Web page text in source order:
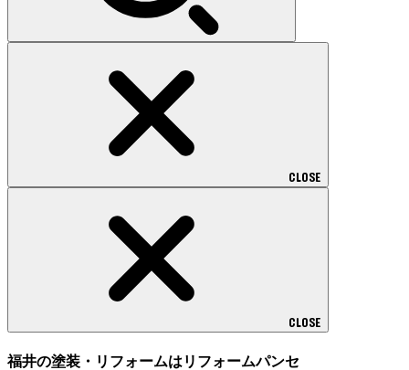
CLOSE
CLOSE
福井の塗装・リフォームはリフォームパンセ